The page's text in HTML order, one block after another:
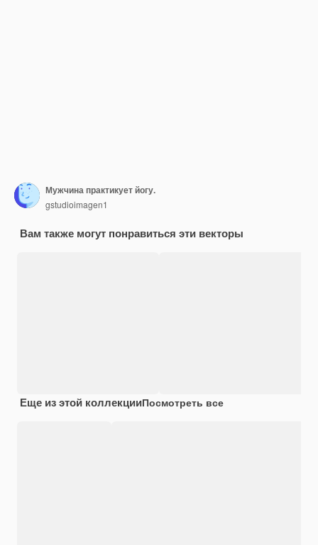
Мужчина практикует йогу.
gstudioimagen1
Вам также могут понравиться эти векторы
Еще из этой коллекцииПосмотреть все